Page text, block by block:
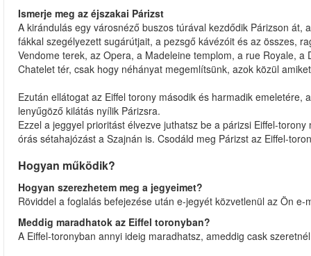
Ismerje meg az éjszakai Párizst
A kirándulás egy városnéző buszos túrával kezdődik Párizson
fákkal szegélyezett sugárútjait, a pezsgő kávézóit és az összes,
Vendome terek, az Opera, a Madeleine templom, a rue Royale,
Chatelet tér, csak hogy néhányat megemlítsünk, azok közül
Ezután ellátogat az Eiffel torony második és harmadik
lenyűgöző kilátás nyílik Párizsra.
Ezzel a jeggyel prioritást élvezve juthatsz be a párizsi Eiffel-
órás sétahajózást a Szajnán is. Csodáld meg Párizst az Eiffel-
Hogyan működik?
Hogyan szerezhetem meg a jegyeimet?
Röviddel a foglalás befejezése után e-jegyét közvetlenül az Ön e-
Meddig maradhatok az Eiffel toronyban?
A Eiffel-toronyban annyi ideig maradhatsz, ameddig cask